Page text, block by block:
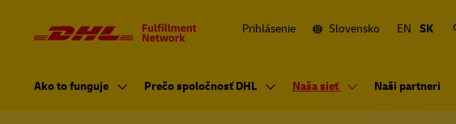
Hlavná
navigácia
Prihlásenie Slovensko EN SK
Ako to funguje Prečo spoločnosť DHL Naša sieť Naši partneri